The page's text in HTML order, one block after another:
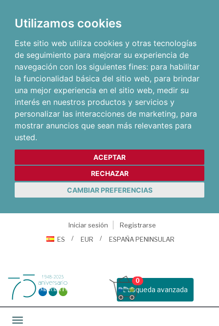
Utilizamos cookies
Este sitio web utiliza cookies y otras tecnologías
de seguimiento para mejorar su experiencia de
navegación con los siguientes fines: para habilitar
la funcionalidad básica del sitio web, para brindar
una mejor experiencia en el sitio web, medir su
interés en nuestros productos y servicios y
personalizar las interacciones de marketing, para
mostrar anuncios que sean más relevantes para
usted.
ACEPTAR
RECHAZAR
CAMBIAR PREFERENCIAS
Iniciar sesión
Registrarse
ES
EUR ESPAÑA PENINSULAR
Busqueda avanzada
0
Toggle navigation